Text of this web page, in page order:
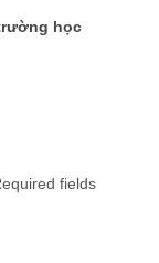
học
fields